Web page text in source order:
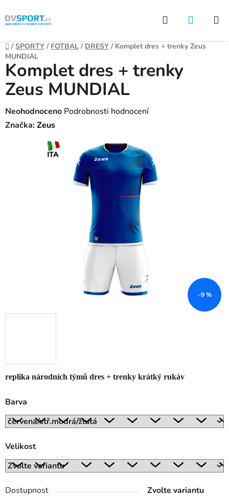
Přejít
na
Hledat
Domů
/ SPORTY / FOTBAL / DRESY / Komplet dres + trenky Zeus
MUNDIAL
replika národních týmů dres + trenky krátký rukáv
Barva
Velikost
Dostupnost
Zvolte variantu
Komplet dres + trenky
Zeus MUNDIAL
Průměrné
hodnocení
Neohodnoceno Podrobnosti hodnocení
Značka:Zeus
–9 %